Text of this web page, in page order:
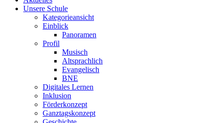
Unsere Schule
Kategorieansicht
Einblick
Panoramen
Profil
Musisch
Altsprachlich
Evangelisch
BNE
Digitales Lernen
Inklusion
Förderkonzept
Ganztagskonzept